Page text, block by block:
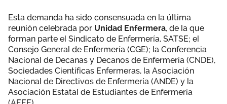
Esta demanda ha sido consensuada en la última
reunión celebrada por Unidad Enfermera, de la que
forman parte el Sindicato de Enfermería, SATSE; el
Consejo General de Enfermería (CGE); la Conferencia
Nacional de Decanas y Decanos de Enfermería (CNDE),
Sociedades Científicas Enfermeras, la Asociación
Nacional de Directivos de Enfermería (ANDE) y la
Asociación Estatal de Estudiantes de Enfermería